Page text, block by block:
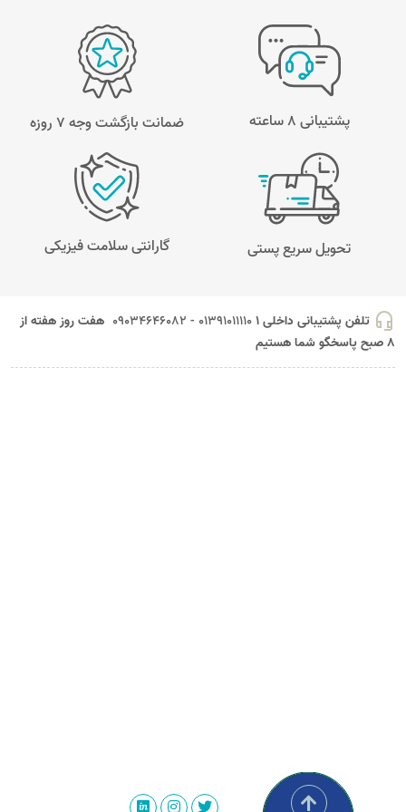
پشتیبانی 8 ساعته ضمانت بازگشت وجه ۷ روزه
تحویل سریع پستی گارانتی سلامت فیزیکی
headset_mic تلفن پشتیبانی داخلی 1 01391011110 - 09034646082
هفت روز هفته از
8 صبح پاسخگو شما هستیم